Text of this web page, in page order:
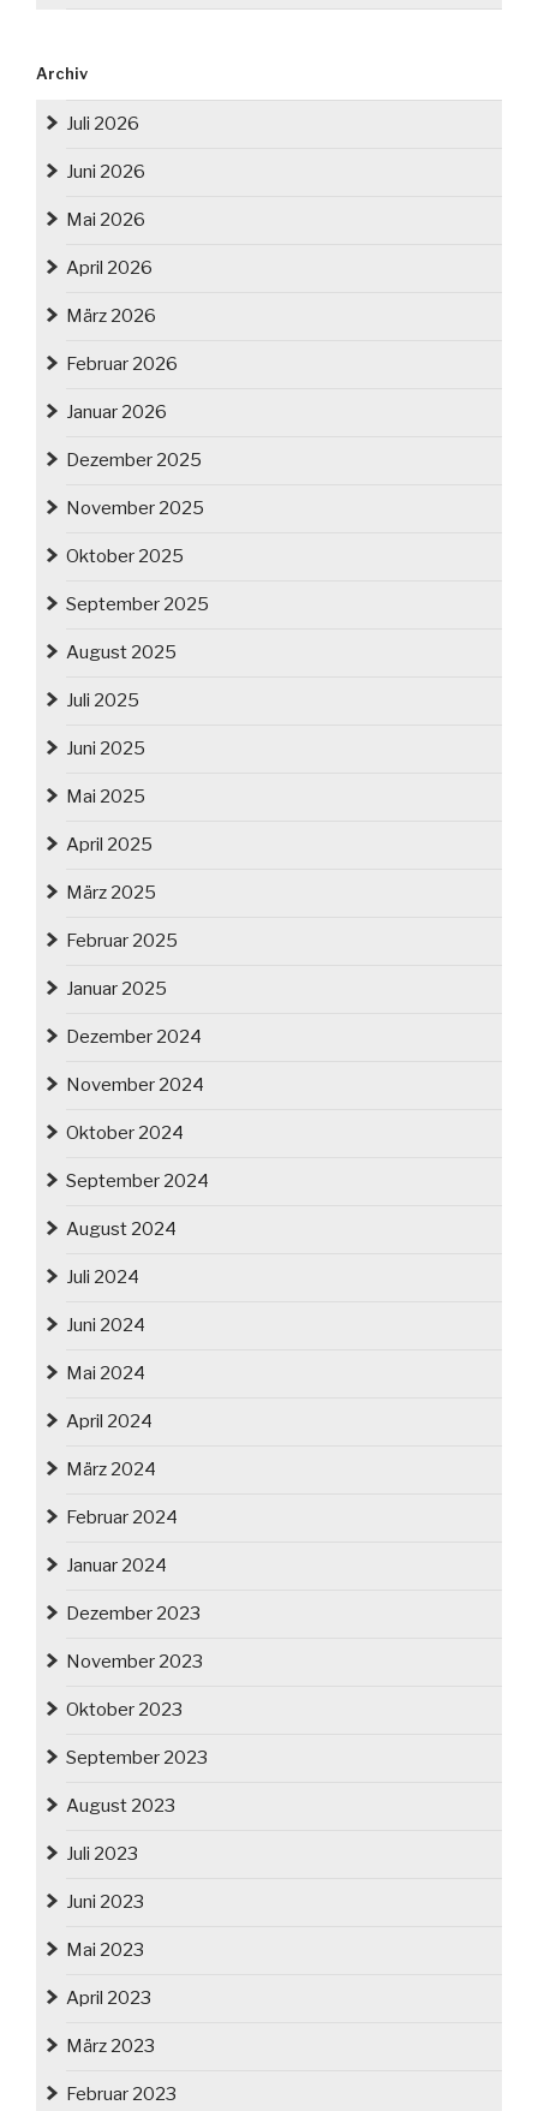
Archiv
Juli 2026
Juni 2026
Mai 2026
April 2026
März 2026
Februar 2026
Januar 2026
Dezember 2025
November 2025
Oktober 2025
September 2025
August 2025
Juli 2025
Juni 2025
Mai 2025
April 2025
März 2025
Februar 2025
Januar 2025
Dezember 2024
November 2024
Oktober 2024
September 2024
August 2024
Juli 2024
Juni 2024
Mai 2024
April 2024
März 2024
Februar 2024
Januar 2024
Dezember 2023
November 2023
Oktober 2023
September 2023
August 2023
Juli 2023
Juni 2023
Mai 2023
April 2023
März 2023
Februar 2023